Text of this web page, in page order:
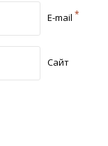
E-mail *
Сайт